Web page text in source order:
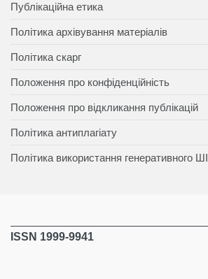
Публікаційна етика
Політика архівування матеріалів
Політика скарг
Положення про конфіденційність
Положення про відкликання публікацій
Політика антиплагіату
Політика використання генеративного ШІ
ISSN 1999-9941